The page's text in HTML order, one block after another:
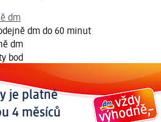
dm
dm do 60 minut
dm
bod
je platné
4 měsíců